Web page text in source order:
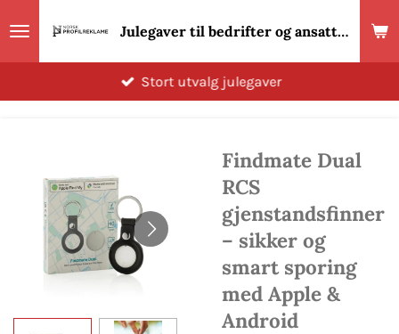
Julegaver til bedrifter og ansatte 2026! Norsk Profilreklame
Stort utvalg julegaver
Findmate Dual
RCS
gjenstandsfinner
– sikker og
smart sporing
med Apple &
Android